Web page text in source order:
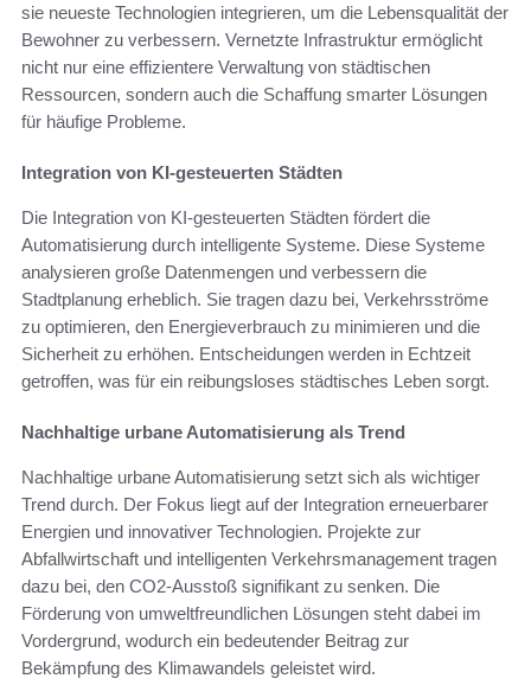
sie neueste Technologien integrieren, um die Lebensqualität der
Bewohner zu verbessern. Vernetzte Infrastruktur ermöglicht
nicht nur eine effizientere Verwaltung von städtischen
Ressourcen, sondern auch die Schaffung smarter Lösungen
für häufige Probleme.
Integration von KI-gesteuerten Städten
Die Integration von KI-gesteuerten Städten fördert die
Automatisierung durch intelligente Systeme. Diese Systeme
analysieren große Datenmengen und verbessern die
Stadtplanung erheblich. Sie tragen dazu bei, Verkehrsströme
zu optimieren, den Energieverbrauch zu minimieren und die
Sicherheit zu erhöhen. Entscheidungen werden in Echtzeit
getroffen, was für ein reibungsloses städtisches Leben sorgt.
Nachhaltige urbane Automatisierung als Trend
Nachhaltige urbane Automatisierung setzt sich als wichtiger
Trend durch. Der Fokus liegt auf der Integration erneuerbarer
Energien und innovativer Technologien. Projekte zur
Abfallwirtschaft und intelligenten Verkehrsmanagement tragen
dazu bei, den CO2-Ausstoß signifikant zu senken. Die
Förderung von umweltfreundlichen Lösungen steht dabei im
Vordergrund, wodurch ein bedeutender Beitrag zur
Bekämpfung des Klimawandels geleistet wird.